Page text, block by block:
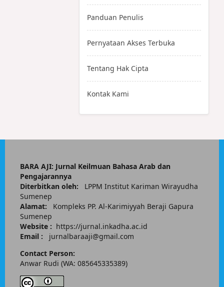
Panduan Penulis
Pernyataan Akses Terbuka
Tentang Hak Cipta
Kontak Kami
BARA AJI: Jurnal Keilmuan Bahasa Arab dan
Pengajarannya
Diterbitkan oleh:
LPPM Institut Kariman Wirayudha
Sumenep
Alamat:
Kompleks PP. Al-Karimiyyah Beraji Gapura
Sumenep
Website : https://jurnal.inkadha.ac.id
Email :
jurnalbaraaji@gmail.com
Contact Person:
Anwar Rudi (WA: 085645335389)